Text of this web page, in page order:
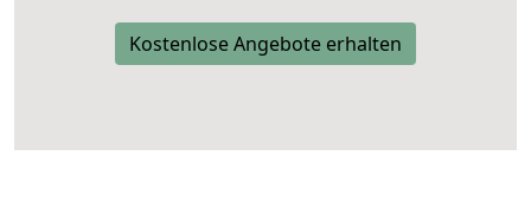
Kostenlose Angebote erhalten